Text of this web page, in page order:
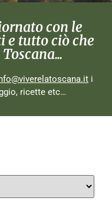
con le
e tutto ciò che
i
ricette etc…